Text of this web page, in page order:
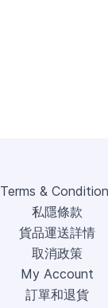
Terms &
私隱條款
貨品運送詳情
取消政策
My Account
訂單和退貨